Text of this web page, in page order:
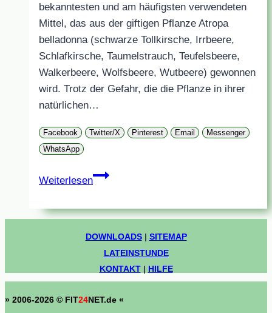
bekanntesten und am häufigsten verwendeten
Mittel, das aus der giftigen Pflanze Atropa
belladonna (schwarze Tollkirsche, Irrbeere,
Schlafkirsche, Taumelstrauch, Teufelsbeere,
Walkerbeere, Wolfsbeere, Wutbeere) gewonnen
wird. Trotz der Gefahr, die die Pflanze in ihrer
natürlichen…
Facebook Twitter/X Pinterest Email
Messenger
WhatsApp
Weiterlesen
Atropa
(schwarze
DOWNLOADS| SITEMAP
LATEINSTUNDE
KONTAKT| HILFE
» 2006-2026 © FIT24NET.de «